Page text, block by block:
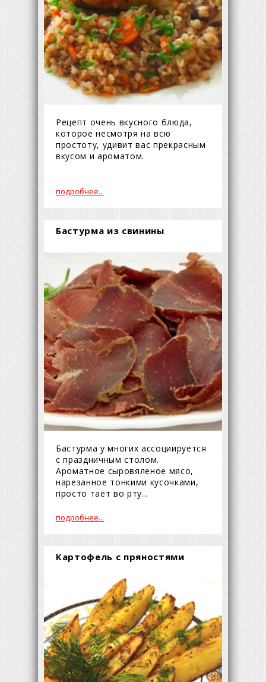
Рецепт очень вкусного блюда,
которое несмотря на всю
простоту, удивит вас прекрасным
вкусом и ароматом.
подробнее...
Бастурма из свинины
Бастурма у многих ассоциируется
с праздничным столом.
Ароматное сыровяленое мясо,
нарезанное тонкими кусочками,
просто тает во рту...
подробнее...
Картофель с пряностями